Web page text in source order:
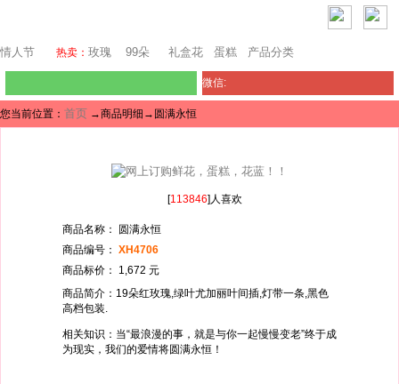
情人节 热卖： 玫瑰 99朵 礼盒花 蛋糕 产品分类
微信:
您当前位置： 首页 →商品明细→圆满永恒
[113846]人喜欢
商品名称： 圆满永恒
商品编号： XH4706
商品标价： 1,672 元
商品简介：19朵红玫瑰,绿叶尤加丽叶间插,灯带一条,黑色
高档包装.
相关知识：当“最浪漫的事，就是与你一起慢慢变老”终于成
为现实，我们的爱情将圆满永恒！